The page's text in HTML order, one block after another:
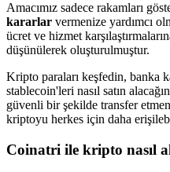
Amacımız sadece rakamları
kararlar vermenize yardımcı
ücret ve hizmet
düşünülerek oluşturulmuştur.
Kripto paraları keşfedin, banka
stablecoin'leri nasıl satın
güvenli bir şekilde transfer
kriptoyu herkes için daha
Coinatri ile kripto nasıl